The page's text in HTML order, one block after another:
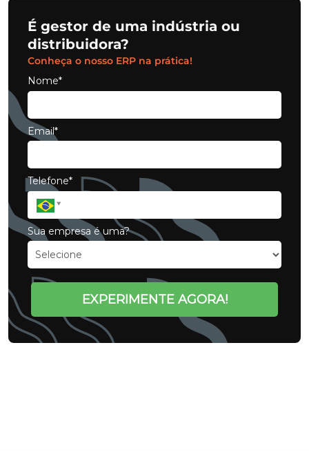
É gestor de uma indústria ou
distribuidora?
Conheça o nosso ERP na prática!
Nome*
Email*
Telefone*
Sua empresa é uma?
EXPERIMENTE AGORA!